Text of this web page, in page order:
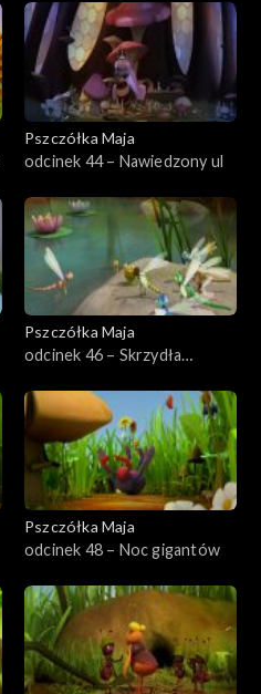
Pszczółka Maja
odcinek 44 – Nawiedzony ul
Pszczółka Maja
odcinek 46 – Skrzydła
Pszczółka Maja
odcinek 48 – Noc gigantów